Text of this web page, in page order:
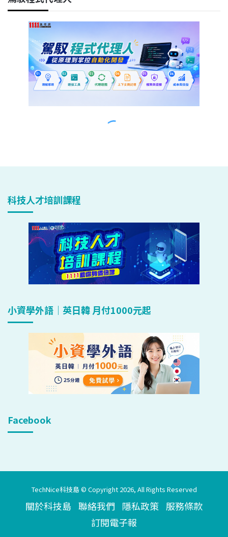
科技人才培訓課程
小資學外語｜英日韓 月付1000元起
Facebook
TechNice科技島 © Copyright 2026, All Rights Reserved
關於科技島 聯絡我們 隱私政策 服務條款
訂閱電子報